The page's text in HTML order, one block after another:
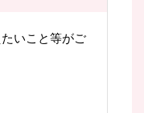
いこと等がご